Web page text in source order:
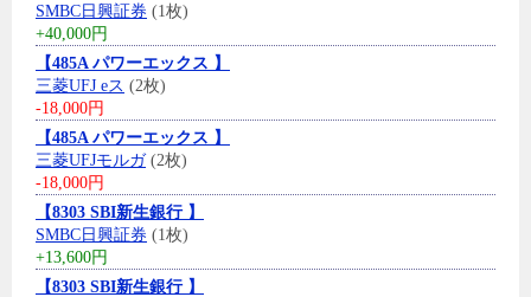
SMBC日興証券 (1枚)
+40,000円
【485A パワーエックス 】
三菱UFJ eス (2枚)
-18,000円
【485A パワーエックス 】
三菱UFJモルガ(2枚)
-18,000円
【8303 SBI新生銀行 】
SMBC日興証券 (1枚)
+13,600円
【8303 SBI新生銀行 】